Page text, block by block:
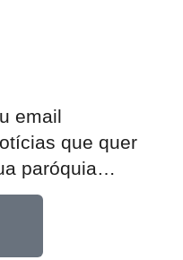
email​
que quer
paróquia…